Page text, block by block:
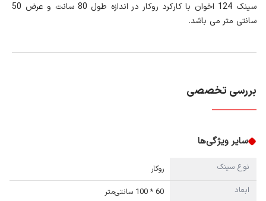
سینک 124 اخوان با کارکرد روکار در اندازه طول 80 سانت و عرض 50
سانتی متر می باشد.
بررسی تخصصی
سایر ویژگی‌ها
نوع سینک
روکار
ابعاد
60 * 100 سانتی‌متر